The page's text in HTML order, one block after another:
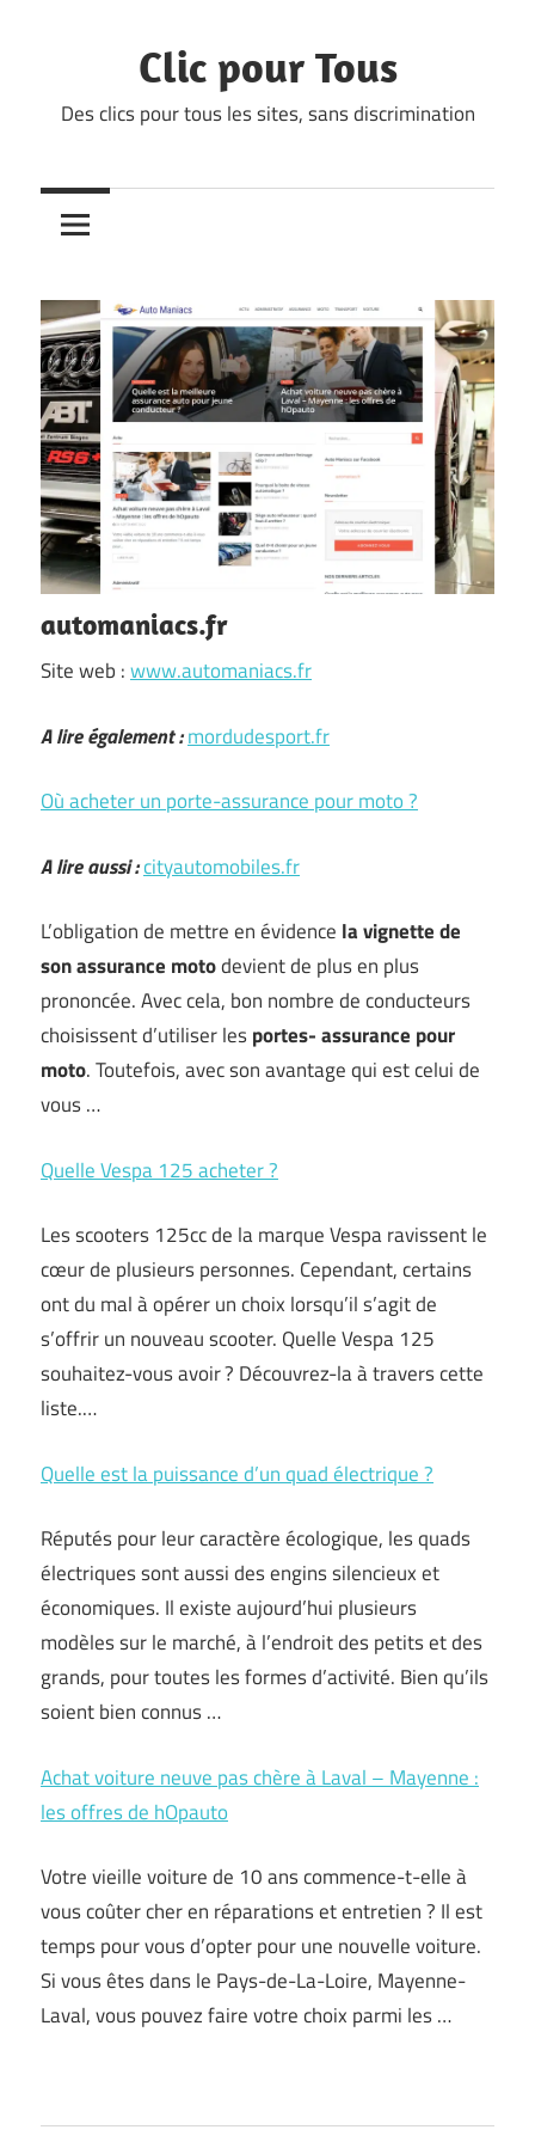
Clic pour Tous
Des clics pour tous les sites, sans discrimination
automaniacs.fr
Site web :www.automaniacs.fr
A lire également :mordudesport.fr
Où acheter un porte-assurance pour moto ?
A lire aussi :cityautomobiles.fr
L’obligation de mettre en évidence la vignette de
son assurance motodevient de plus en plus
prononcée. Avec cela, bon nombre de conducteurs
choisissent d’utiliser lesportes-assurance pour
moto. Toutefois, avec son avantage qui est celui de
vous …
Quelle Vespa 125 acheter ?
Les scooters 125cc de la marque Vespa ravissent le
cœur de plusieurs personnes. Cependant, certains
ont du mal à opérer un choix lorsqu’il s’agit de
s’offrir un nouveau scooter. Quelle Vespa 125
souhaitez-vous avoir ? Découvrez-la à travers cette
liste.…
Quelle est la puissance d’un quad électrique ?
Réputés pour leur caractère écologique, les quads
électriques sont aussi des engins silencieux et
économiques. Il existe aujourd’hui plusieurs
modèles sur le marché, à l’endroit des petits et des
grands, pour toutes les formes d’activité. Bien qu’ils
soient bien connus …
Achat voiture neuve pas chère à Laval – Mayenne :
les offres de hOpauto
Votre vieille voiture de 10 ans commence-t-elle à
vous coûter cher en réparations et entretien ? Il est
temps pour vous d’opter pour une nouvelle voiture.
Si vous êtes dans le Pays-de-La-Loire, Mayenne-
Laval, vous pouvez faire votre choix parmi les …